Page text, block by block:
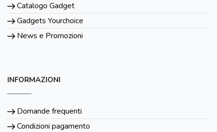
Catalogo Gadget
Gadgets Yourchoice
News e Promozioni
INFORMAZIONI
Domande frequenti
Condizioni pagamento